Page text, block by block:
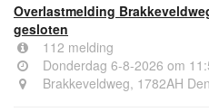
Overlastmelding
gesloten
112 melding
Donderdag 6-8-2026 om
Brakkeveldweg, 1782AH